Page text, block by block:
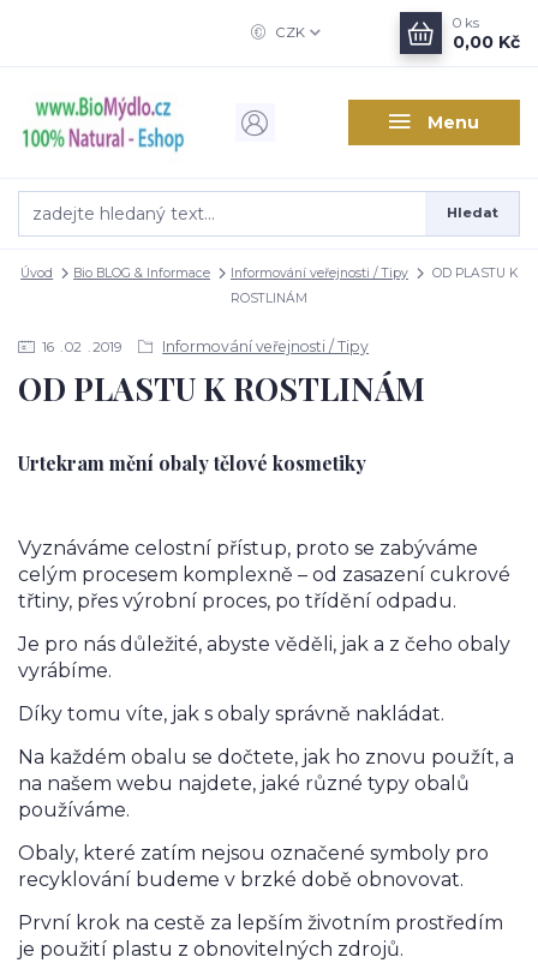
Menu
CZK
Hledat
0 ks
0,00 Kč
Úvod Bio BLOG & Informace Informování veřejnosti / Tipy
OD PLASTU K
ROSTLINÁM
16 02 2019 Informování veřejnosti / Tipy
OD PLASTU K ROSTLINÁM
Urtekram mění obaly tělové kosmetiky
Vyznáváme celostní přístup, proto se zabýváme
celým procesem komplexně – od zasazení cukrové
třtiny, přes výrobní proces, po třídění odpadu.
Je pro nás důležité, abyste věděli, jak a z čeho obaly
vyrábíme.
Díky tomu víte, jak s obaly správně nakládat.
Na každém obalu se dočtete, jak ho znovu použít, a
na našem webu najdete, jaké různé typy obalů
používáme.
Obaly, které zatím nejsou označené symboly pro
recyklování budeme v brzké době obnovovat.
První krok na cestě za lepším životním prostředím
je použití plastu z obnovitelných zdrojů.